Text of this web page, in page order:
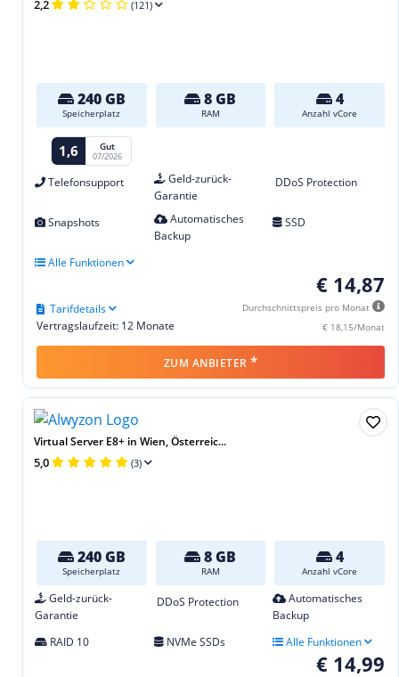
2,2 (121)
240 GB
Speicherplatz
8 GB
RAM
4
Anzahl vCore
1,6 Gut
07/2026
Telefonsupport
Geld-zurück-
Garantie
DDoS Protection
Snapshots
Automatisches
Backup
SSD
Alle Funktionen
€ 14,87
Durchschnittspreis pro Monat
€ 18,15/Monat
Vertragslaufzeit: 12 Monate
Tarifdetails
ZUM ANBIETER *
Virtual Server E8+ in Wien, Österreic...
5,0 (3)
240 GB
Speicherplatz
8 GB
RAM
4
Anzahl vCore
Geld-zurück-
Garantie
DDoS Protection
Automatisches
Backup
RAID 10
NVMe SSDs Alle Funktionen
€ 14,99